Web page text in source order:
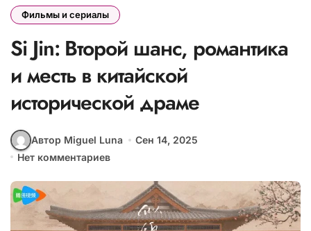
Фильмы и сериалы
Si Jin: Второй шанс, романтика
и месть в китайской
исторической драме
Автор Miguel Luna
Сен 14, 2025
Нет комментариев